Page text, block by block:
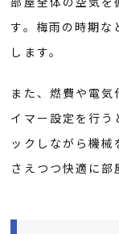
す。梅雨の時期な
します。
また、燃費や電
イマー設定を行う
ックしながら機
さえつつ快適に部